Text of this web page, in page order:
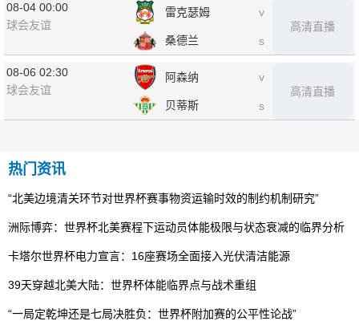
08-04 00:00
球会友谊
雷克瑟姆
桑德兰
v
s
高清直播
08-06 02:30
球会友谊
阿森纳
贝蒂斯
v
s
高清直播
热门资讯
“北美边境清关环节对世界杯赛事物资运输时效的制约机制研究”
洲际博弈：世界杯北美赛程下运动员体能极限与状态衰减的临界分析
卡塔尔世界杯电力宣言：16座赛场全面接入光伏清洁能源
39天穿越北美大陆：世界杯体能临界点与战术重组
“一局定乾坤还是七局决胜负：世界杯附加赛的公平性论战”